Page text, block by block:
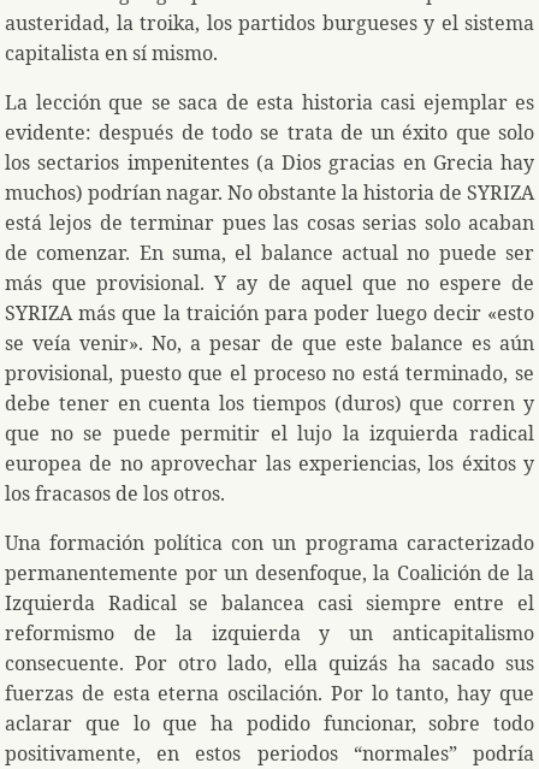
austeridad, la troika, los partidos burgueses y el sistema
capitalista en sí mismo.
La lección que se saca de esta historia casi ejemplar es
evidente: después de todo se trata de un éxito que solo
los sectarios impenitentes (a Dios gracias en Grecia hay
muchos) podrían nagar. No obstante la historia de SYRIZA
está lejos de terminar pues las cosas serias solo acaban
de comenzar. En suma, el balance actual no puede ser
más que provisional. Y ay de aquel que no espere de
SYRIZA más que la traición para poder luego decir «esto
se veía venir». No, a pesar de que este balance es aún
provisional, puesto que el proceso no está terminado, se
debe tener en cuenta los tiempos (duros) que corren y
que no se puede permitir el lujo la izquierda radical
europea de no aprovechar las experiencias, los éxitos y
los fracasos de los otros.
Una formación política con un programa caracterizado
permanentemente por un desenfoque, la Coalición de la
Izquierda Radical se balancea casi siempre entre el
reformismo de la izquierda y un anticapitalismo
consecuente. Por otro lado, ella quizás ha sacado sus
fuerzas de esta eterna oscilación. Por lo tanto, hay que
aclarar que lo que ha podido funcionar, sobre todo
positivamente, en estos periodos “normales” podría